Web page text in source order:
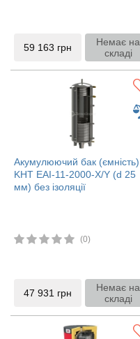
59 163 грн
Немає на
складі
Акумулюючий бак (ємність)
KHT EAI-11-2000-X/Y (d 25
мм) без ізоляції
(0)
47 931 грн
Немає на
складі